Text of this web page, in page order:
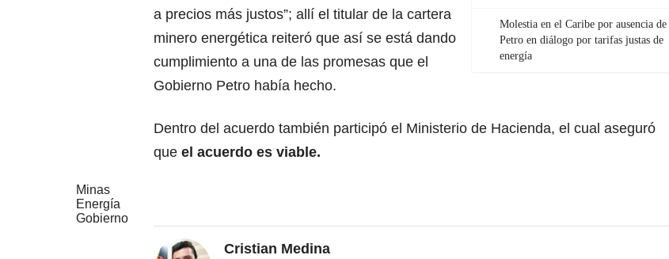
Molestia en el Caribe por ausencia de
Petro en diálogo por tarifas justas de
energía
a precios más justos”; allí el titular de la cartera
minero energética reiteró que así se está dando
cumplimiento a una de las promesas que el
Gobierno Petro había hecho.
Dentro del acuerdo también participó el Ministerio de Hacienda, el cual aseguró
que el acuerdo es viable.
Minas
Energía
Gobierno
Cristian Medina